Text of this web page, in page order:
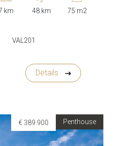
km 48 km 75 m2
VAL201
Details
Penthouse
€ 389.900